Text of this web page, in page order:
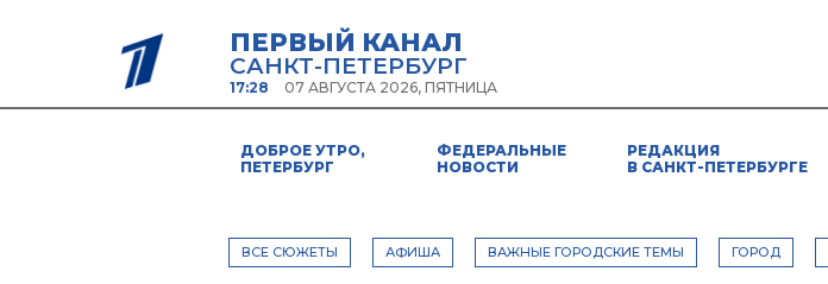
ПЕРВЫЙ КАНАЛ
САНКТ-ПЕТЕРБУРГ
17:28 07 АВГУСТА 2026, ПЯТНИЦА
ДОБРОЕ УТРО,
ПЕТЕРБУРГ
ФЕДЕРАЛЬНЫЕ
НОВОСТИ
РЕДАКЦИЯ
В САНКТ-ПЕТЕРБУРГЕ
ВСЕ СЮЖЕТЫ АФИША ВАЖНЫЕ ГОРОДСКИЕ ТЕМЫ ГОРОД